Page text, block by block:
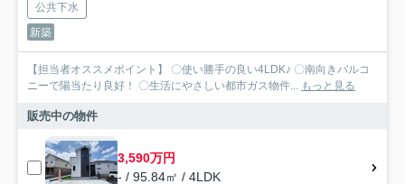
公共下水
新築
【担当者オススメポイント】 〇使い勝手の良い4LDK♪ 〇南向きバルコ
ニーで陽当たり良好！ 〇生活にやさしい都市ガス物件... もっと見る
販売中の物件
3,590万円
- / 95.84㎡ / 4LDK